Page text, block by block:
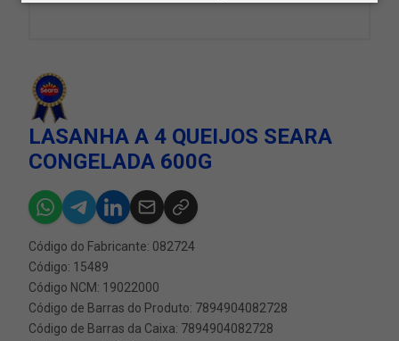
LASANHA A 4 QUEIJOS SEARA
CONGELADA 600G
Código do Fabricante: 082724
Código: 15489
Código NCM: 19022000
Código de Barras do Produto: 7894904082728
Código de Barras da Caixa: 7894904082728